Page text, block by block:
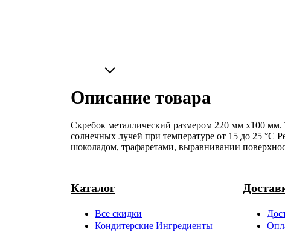
Описание товара
Скребок металлический размером 220 мм х100
солнечных лучей при температуре от 15 до 25 °C
шоколадом, трафаретами, выравнивании
Каталог
Все скидки
Кондитерские Ингредиенты